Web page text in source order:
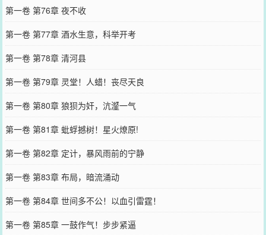
第一卷 第76章 夜不收
第一卷 第77章 酒水生意，科举开考
第一卷 第78章 清河县
第一卷 第79章 灵堂！人蜡！丧尽天良
第一卷 第80章 狼狈为奸，沆瀣一气
第一卷 第81章 蚍蜉撼树！星火燎原!
第一卷 第82章 定计，暴风雨前的宁静
第一卷 第83章 布局，暗流涌动
第一卷 第84章 世间多不公！以血引雷霆！
第一卷 第85章 一鼓作气！步步紧逼